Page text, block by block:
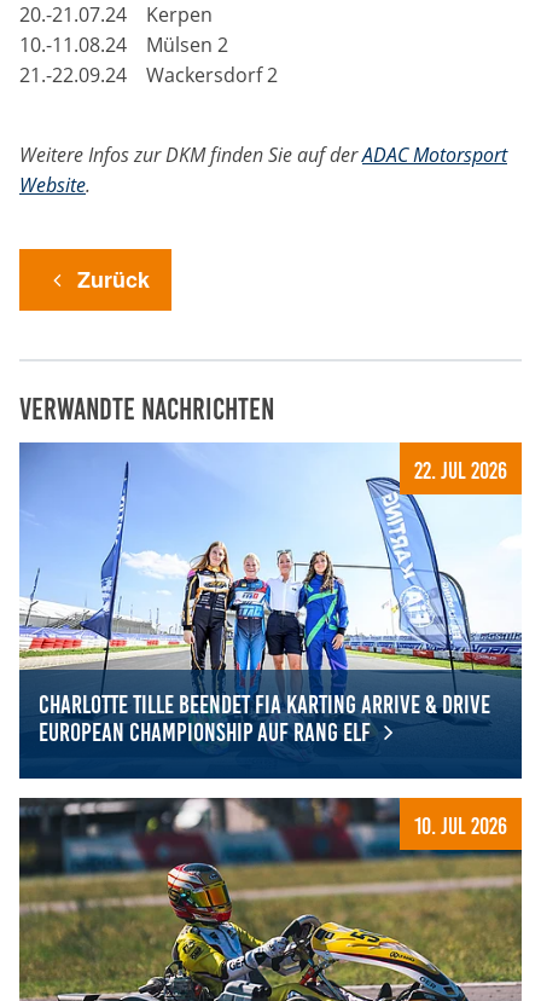
20.-21.07.24 Kerpen
10.-11.08.24 Mülsen 2
21.-22.09.24 Wackersdorf 2
Weitere Infos zur DKM finden Sie auf derADAC Motorsport
Website.
Zurück
Verwandte Nachrichten
22. Jul 2026
Charlotte Tille beendet FIA Karting Arrive & Drive
European Championship auf Rang elf
Charlotte Tille beendet FIA Karting Arrive & Drive
10. Jul 2026